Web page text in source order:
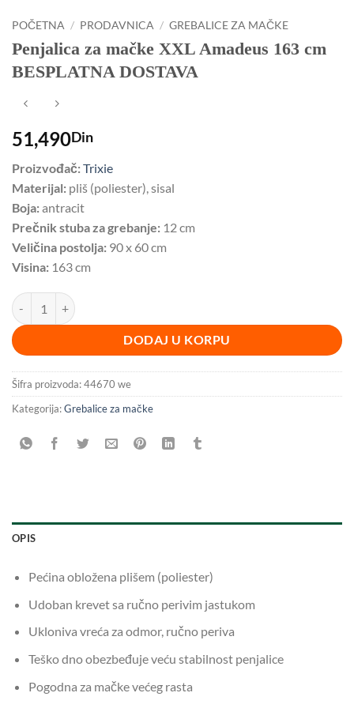
POČETNA / PRODAVNICA / GREBALICE ZA MAČKE
Penjalica za mačke XXL Amadeus 163 cm
BESPLATNA DOSTAVA
51,490Din
Proizvođač:Trixie
Materijal: pliš (poliester), sisal
Boja:antracit
Prečnik stuba za grebanje: 12 cm
Veličina postolja: 90 x 60 cm
Visina: 163 cm
Penjalica za mačke XXL Amadeus 163 cm BESPLATNA DOSTAVA
DODAJ U KORPU
Šifra proizvoda:44670 we
Kategorija:Grebalice za mačke
OPIS
Pećina obložena plišem (poliester)
Udoban krevet sa ručno perivim jastukom
Ukloniva vreća za odmor, ručno periva
Teško dno obezbeđuje veću stabilnost penjalice
Pogodna za mačke većeg rasta